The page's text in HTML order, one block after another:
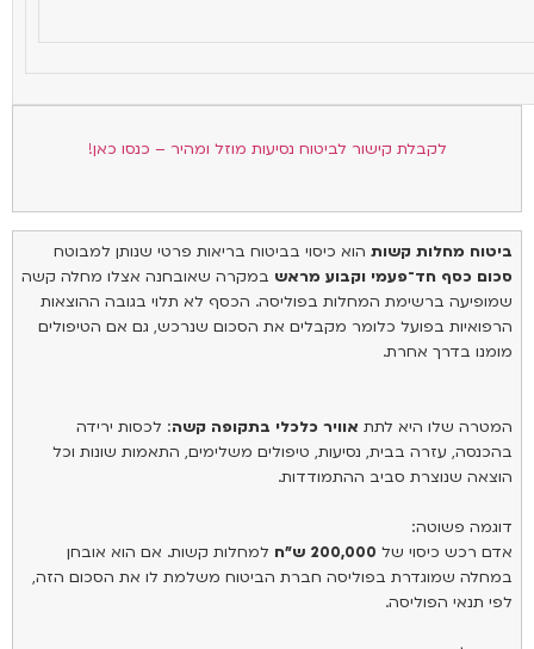
לקבלת קישור לביטוח נסיעות מוזל ומהיר – כנסו כאן!
ביטוח מחלות קשות הוא כיסוי בביטוח בריאות פרטי שנותן למבוטח
סכום כסף חד־פעמי וקבוע מראש במקרה שאובחנה אצלו מחלה קשה
שמופיעה ברשימת המחלות בפוליסה. הכסף לא תלוי בגובה ההוצאות
הרפואיות בפועל כלומר מקבלים את הסכום שנרכש, גם אם הטיפולים
מומנו בדרך אחרת.
המטרה שלו היא לתת אוויר כלכלי בתקופה קשה: לכסות ירידה
בהכנסה, עזרה בבית, נסיעות, טיפולים משלימים, התאמות שונות וכל
הוצאה שנוצרת סביב ההתמודדות.
דוגמה פשוטה:
אדם רכש כיסוי של 200,000 ש״ח
למחלות קשות. אם הוא אובחן
במחלה שמוגדרת בפוליסה חברת הביטוח משלמת לו את הסכום הזה,
לפי תנאי הפוליסה.